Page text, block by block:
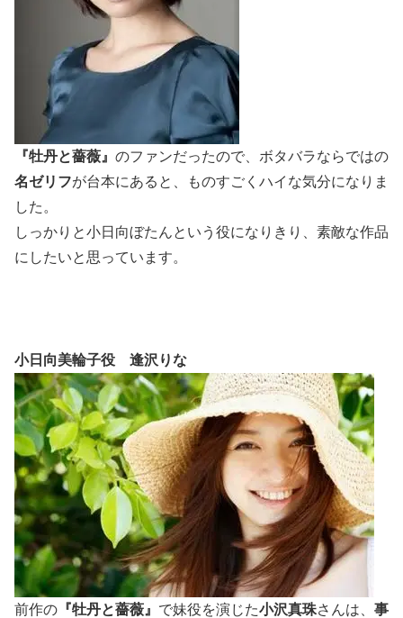
『牡丹と薔薇』 のファンだったので、ボタバラならではの
名ゼリフが台本にあると、ものすごくハイな気分になりま
した。
しっかりと小日向ぼたんという役になりきり、素敵な作品
にしたいと思っています。
小日向美輪子役 逢沢りな
前作の 『牡丹と薔薇』 で妹役を演じた小沢真珠さんは、 事